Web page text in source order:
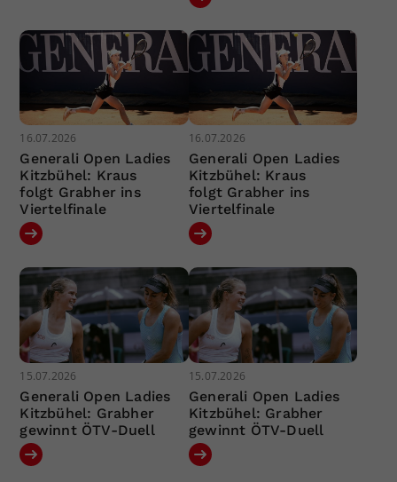
16.07.2026
Generali Open Ladies
Kitzbühel: Kraus
folgt Grabher ins
Viertelfinale
16.07.2026
Generali Open Ladies
Kitzbühel: Kraus
folgt Grabher ins
Viertelfinale
15.07.2026
Generali Open Ladies
Kitzbühel: Grabher
gewinnt ÖTV-Duell
15.07.2026
Generali Open Ladies
Kitzbühel: Grabher
gewinnt ÖTV-Duell